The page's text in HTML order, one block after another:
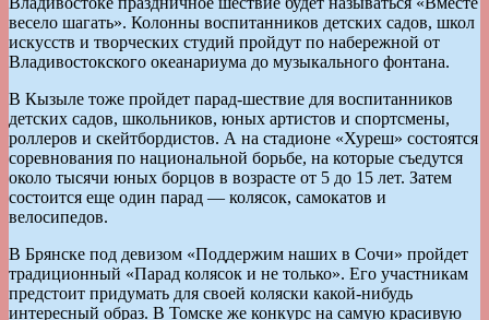
весело шагать». Колонны воспитанников детских садов, школ
искусств и творческих студий пройдут по набережной от
Владивостокского океанариума до музыкального фонтана.
В Кызыле тоже пройдет парад-шествие для воспитанников
детских садов, школьников, юных артистов и спортсмены,
роллеров и скейтбордистов. А на стадионе «Хуреш» состоятся
соревнования по национальной борьбе, на которые съедутся
около тысячи юных борцов в возрасте от 5 до 15 лет. Затем
состоится еще один парад — колясок, самокатов и
велосипедов.
В Брянске под девизом «Поддержим наших в Сочи» пройдет
традиционный «Парад колясок и не только». Его участникам
предстоит придумать для своей коляски какой-нибудь
интересный образ. В Томске же конкурс на самую красивую